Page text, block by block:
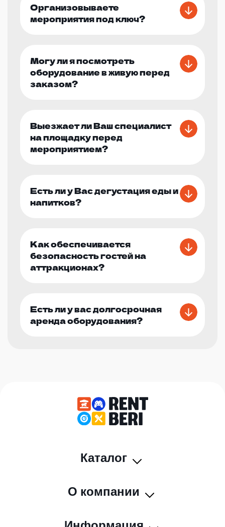
Организовываете
мероприятия под ключ?
Могу ли я посмотреть
оборудование в живую перед
заказом?
Выезжает ли Ваш специалист
на площадку перед
мероприятием?
Есть ли у Вас дегустация еды и
напитков?
Как обеспечивается
безопасность гостей на
аттракционах?
Есть ли у вас долгосрочная
аренда оборудования?
Каталог
О компании